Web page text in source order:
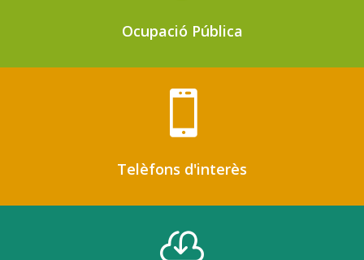
Ocupació Pública

Telèfons d'interès
